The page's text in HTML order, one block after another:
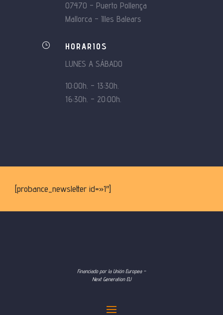
07470 – Puerto Pollença
Mallorca – Illes Balears
}
HORARIOS
LUNES A SÁBADO
10:00h. – 13:30h.
16:30h. – 20:00h.
[probance_newsletter id=»1″]
Financiado por la Unión Europea –
Next Generation EU